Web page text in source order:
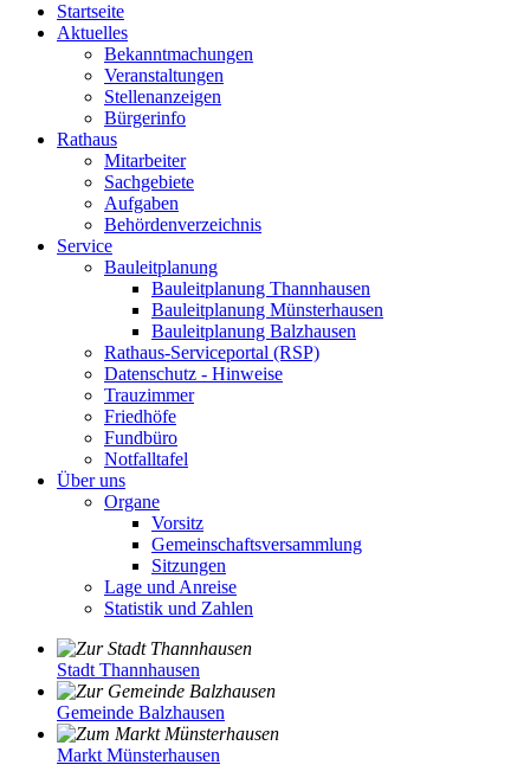
Startseite
Aktuelles
Bekanntmachungen
Veranstaltungen
Stellenanzeigen
Bürgerinfo
Rathaus
Mitarbeiter
Sachgebiete
Aufgaben
Behördenverzeichnis
Service
Bauleitplanung
Bauleitplanung Thannhausen
Bauleitplanung Münsterhausen
Bauleitplanung Balzhausen
Rathaus-Serviceportal (RSP)
Datenschutz - Hinweise
Trauzimmer
Friedhöfe
Fundbüro
Notfalltafel
Über uns
Organe
Vorsitz
Gemeinschaftsversammlung
Sitzungen
Lage und Anreise
Statistik und Zahlen
Stadt Thannhausen
Gemeinde Balzhausen
Markt Münsterhausen